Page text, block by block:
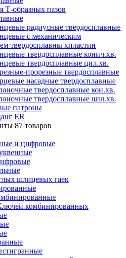
Т-образных пазов
радиусные твердосплавные
с механическим
твердосплавны хпластин
твердосплавные конич.хв.
твердосплавные цил.хв.
прорезные твердосплавные
насадные твердосплавные
твердосплавные кон.хв.
твердосплавные цил.хв.
патроны
ER
87 товаров
и цифровые
шлицевых гаек
комбинированных